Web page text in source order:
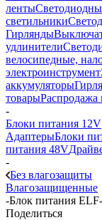
ленты
светильники
Гирлянды
удлинители
велосипедные,
электроинструмент
аккумуляторы
товарыРаспродажа
-
Блоки питания 12V
АдаптерыБлоки
питания 48V
-
Без влагозащиты
Влагозащищенные
-Блок питания
Поделиться